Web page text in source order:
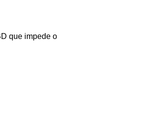
que impede o